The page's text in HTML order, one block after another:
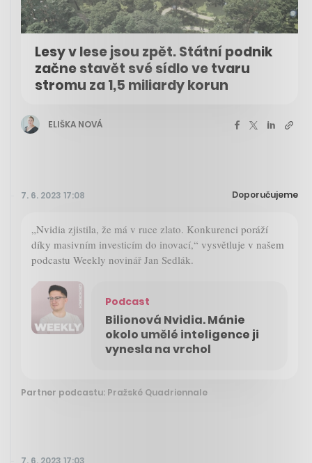
Lesy v lese jsou zpět. Státní podnik
začne stavět své sídlo ve tvaru
stromu za 1,5 miliardy korun
ELIŠKA NOVÁ
7. 6. 2023 17:08 Doporučujeme
„Nvidia zjistila, že má v ruce zlato. Konkurenci poráží
díky masivním investicím do inovací,“ vysvětluje v našem
podcastu Weekly novinář Jan Sedlák.
Podcast
Bilionová Nvidia. Mánie
okolo umělé inteligence ji
vynesla na vrchol
Partner podcastu: Pražské Quadriennale
7. 6. 2023 17:03